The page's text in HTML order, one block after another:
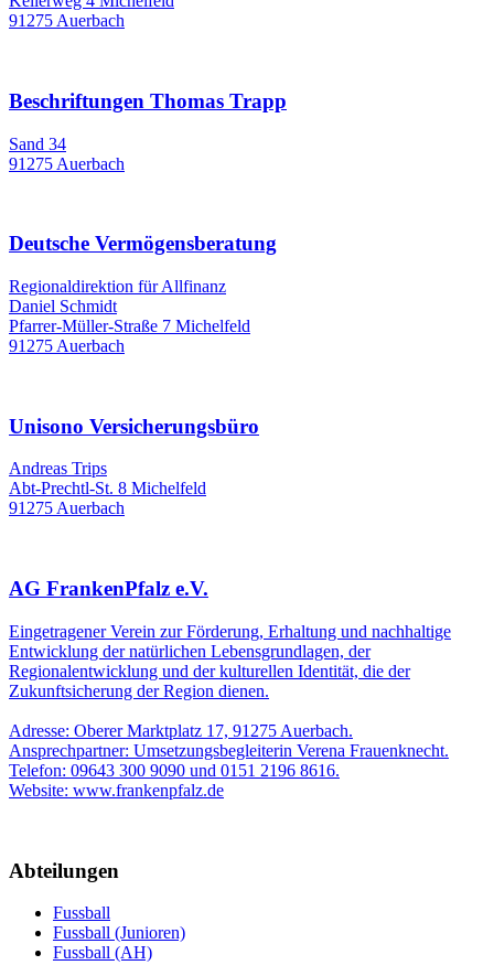
91275 Auerbach
Beschriftungen Thomas Trapp
Sand 34
91275 Auerbach
Deutsche Vermögensberatung
Regionaldirektion für Allfinanz
Daniel Schmidt
Pfarrer-Müller-Straße 7 Michelfeld
91275 Auerbach
Unisono Versicherungsbüro
Andreas Trips
Abt-Prechtl-St. 8 Michelfeld
91275 Auerbach
AG FrankenPfalz e.V.
Eingetragener Verein zur Förderung, Erhaltung und nachhaltige
Entwicklung der natürlichen Lebensgrundlagen, der
Regionalentwicklung und der kulturellen Identität, die der
Zukunftsicherung der Region dienen.
Adresse: Oberer Marktplatz 17, 91275 Auerbach.
Ansprechpartner: Umsetzungsbegleiterin Verena Frauenknecht.
Telefon: 09643 300 9090 und 0151 2196 8616.
Website: www.frankenpfalz.de
Abteilungen
Fussball
Fussball (Junioren)
Fussball (AH)